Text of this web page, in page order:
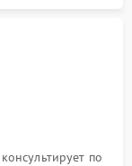
по